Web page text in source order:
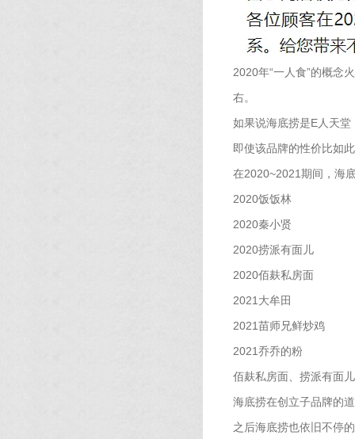
2020年“一人食”的概念
右。
如果说海底捞是E人天
即使该品牌的性价比如
在2020~2021期间，海
2020饭饭林
2020秦小贤
2020捞派有面儿
2020佰麸私房面
2021大牟田
2021苗师兄鲜炒鸡
2021乔乔的粉
佰麸私房面、捞派有面
海底捞在创立子品牌的
之后海底捞也依旧不停